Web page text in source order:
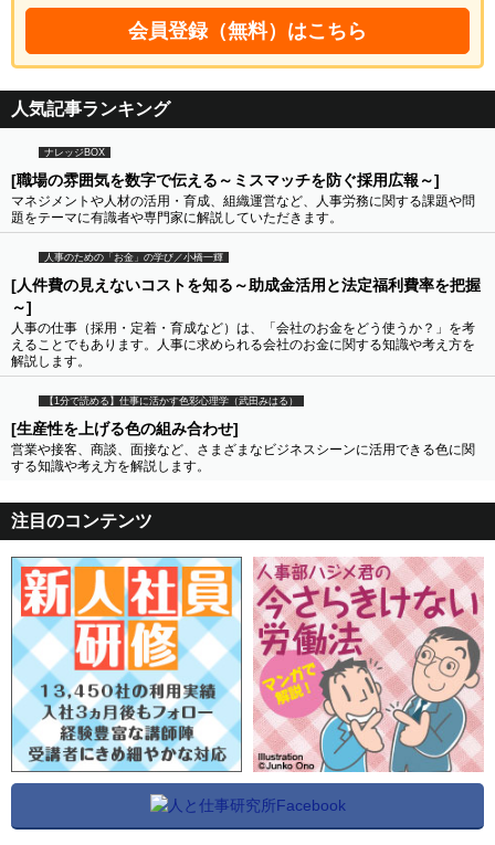
会員登録（無料）はこちら
人気記事ランキング
ナレッジBOX
[職場の雰囲気を数字で伝える～ミスマッチを防ぐ採用広報～]
マネジメントや人材の活用・育成、組織運営など、人事労務に関する課題や問
題をテーマに有識者や専門家に解説していただきます。
人事のための「お金」の学び／小橋一輝
[人件費の見えないコストを知る～助成金活用と法定福利費率を把握
～]
人事の仕事（採用・定着・育成など）は、「会社のお金をどう使うか？」を考
えることでもあります。人事に求められる会社のお金に関する知識や考え方を
解説します。
【1分で読める】仕事に活かす色彩心理学（武田みはる）
[生産性を上げる色の組み合わせ]
営業や接客、商談、面接など、さまざまなビジネスシーンに活用できる色に関
する知識や考え方を解説します。
注目のコンテンツ